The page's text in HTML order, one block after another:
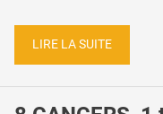
LIRE LA SUITE